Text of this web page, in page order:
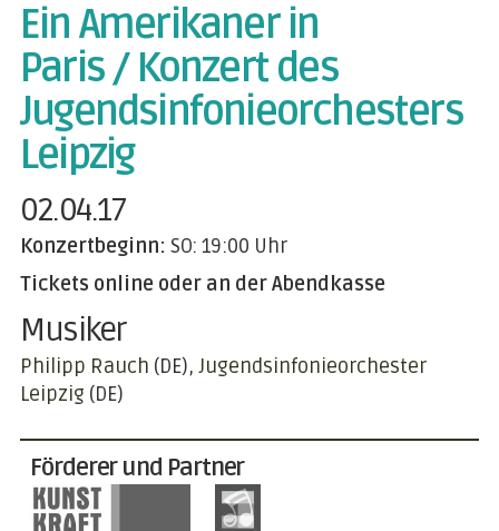
Ein Amerikaner in
Paris / Konzert des
Jugendsinfonieorchesters
Leipzig
02.04.17
Konzertbeginn: SO: 19:00 Uhr
Tickets online oder an der Abendkasse
Musiker
Philipp Rauch (DE) Jugendsinfonieorchester
Leipzig (DE)
Förderer und Partner